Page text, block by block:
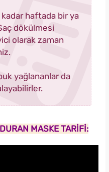
haftada bir ya
dökülmesi
olarak zaman
yağlananlar da
MASKE TARİFİ: